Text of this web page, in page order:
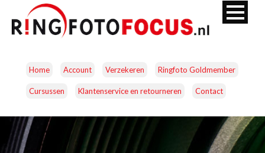
Home Account Verzekeren Ringfoto Goldmember
Cursussen Klantenservice en retourneren Contact
CAMERA’S OBJECTIEVEN ACCESSOIRES